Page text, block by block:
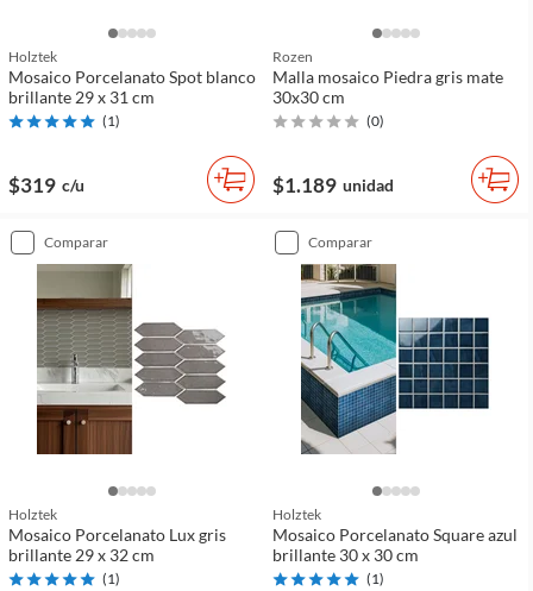
Holztek
Mosaico Porcelanato Spot blanco
brillante 29 x 31 cm
(1)
$319 c/u
Rozen
Malla mosaico Piedra gris mate
30x30 cm
(0)
$1.189 unidad
comparar
Holztek
Mosaico Porcelanato Lux gris
brillante 29 x 32 cm
(1)
comparar
Holztek
Mosaico Porcelanato Square azul
brillante 30 x 30 cm
(1)